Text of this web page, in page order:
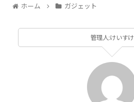
ホーム ガジェット
管理人:けいすけ